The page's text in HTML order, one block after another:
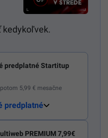
kedykoľvek.
predplatné Startitup
5,99 € mesačne
predplatné
PREMIUM 7,99€